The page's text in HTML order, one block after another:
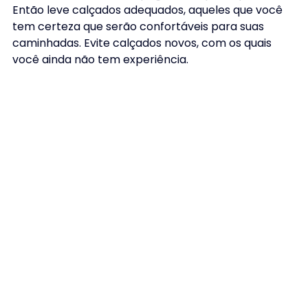
Então leve calçados adequados, aqueles que você
tem certeza que serão confortáveis para suas
caminhadas. Evite calçados novos, com os quais
você ainda não tem experiência.